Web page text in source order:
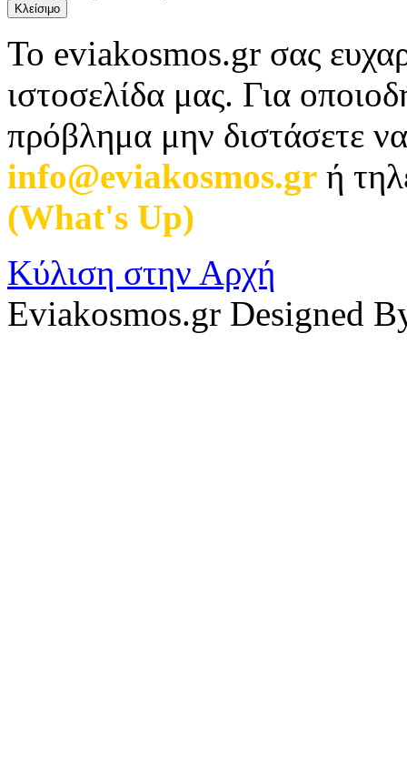
Κλείσιμο
Το eviakosmos.gr σας
ιστοσελίδα μας. Για
πρόβλημα μην διστάσετε
info@eviakosmos.gr ή
(What's Up)
Κύλιση στην Αρχή
Eviakosmos.gr Designed